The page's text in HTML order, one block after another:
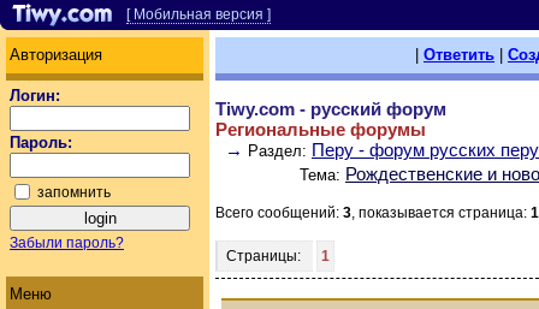
[ Мобильная версия ]
Авторизация
Логин:
Пароль:
запомнить
Забыли пароль?
Меню
Ответить
Tiwy.com - русский форум
Региональные форумы
→ Раздел: Перу - форум русских
Тема: Рождественские и
Всего сообщений: 3, показывается страница: 1
Страницы: 1